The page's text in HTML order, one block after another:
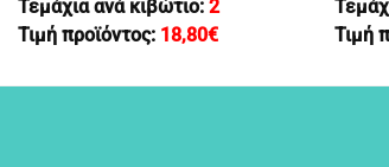
Τεμάχια ανά κιβώτιο: 2
Τιμή προϊόντος: 18,80€
Τιμή